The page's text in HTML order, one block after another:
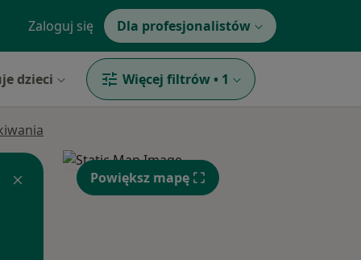
Zaloguj się Dla profesjonalistów
dzieci Więcej filtrów • 1
Powiększ mapę